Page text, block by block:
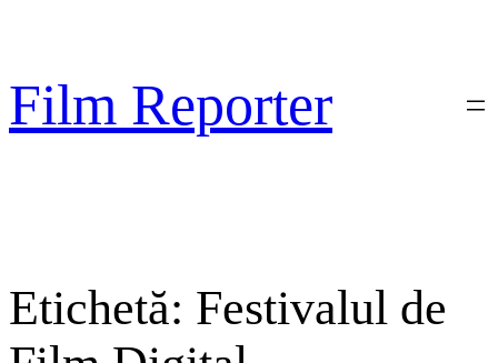
conținut
Film Reporter
Etichetă: Festivalul de